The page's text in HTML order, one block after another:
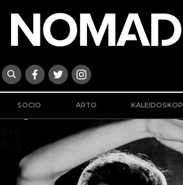
SOCIO ARTO KALEIDOSKOP